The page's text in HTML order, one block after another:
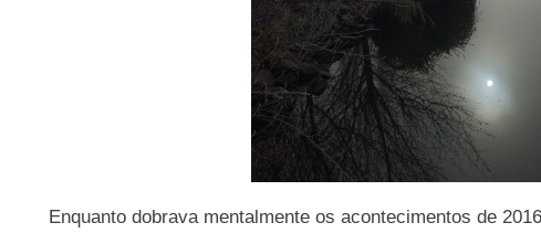
Enquanto dobrava mentalmente os acontecimentos de